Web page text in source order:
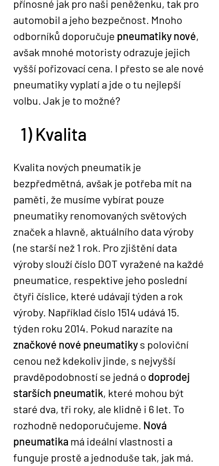
přínosné jak pro naši peněženku, tak pro
automobil a jeho bezpečnost. Mnoho
odborníků doporučuje pneumatiky nové,
avšak mnohé motoristy odrazuje jejich
vyšší pořizovací cena. I přesto se ale nové
pneumatiky vyplatí a jde o tu nejlepší
volbu. Jak je to možné?
1) Kvalita
Kvalita nových pneumatik je
bezpředmětná, avšak je potřeba mít na
paměti, že musíme vybírat pouze
pneumatiky renomovaných světových
značek a hlavně, aktuálního data výroby
(ne starší než 1 rok. Pro zjištění data
výroby slouží číslo DOT vyražené na každé
pneumatice, respektive jeho poslední
čtyři číslice, které udávají týden a rok
výroby. Například číslo 1514 udává 15.
týden roku 2014. Pokud narazíte na
značkové nové pneumatikys poloviční
cenou než kdekoliv jinde, s nejvyšší
pravděpodobností se jedná o doprodej
starších pneumatik, které mohou být
staré dva, tři roky, ale klidně i 6 let. To
rozhodně nedoporučujeme. Nová
pneumatika má ideální vlastnosti a
funguje prostě a jednoduše tak, jak má.